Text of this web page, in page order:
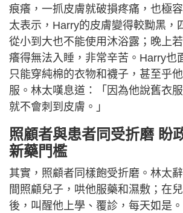
痕癢，一抓皮膚就破損疼痛，也極
太表示，Harry的皮膚變得較黝黑，
從小到大也不能使用沐浴露；晚上
癢得無法入睡，非常辛苦。Harry也
只能穿純棉的衣物和襪子，甚至乎
服。林太嘆息道：「因為他說舊衣
就不會刺到皮膚。」
照顧者與患者同受折磨 盼
新藥門檻
其實，照顧者同樣飽受折磨。林太
間照顧兒子，哄他服藥和濕敷；在
後，叫醒他上學、覆診，每天如是